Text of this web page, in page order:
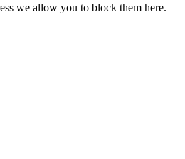
we allow you to block them here.